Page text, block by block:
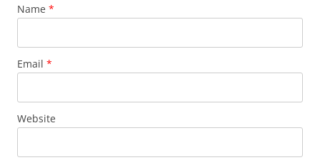
Name *
Email *
Website